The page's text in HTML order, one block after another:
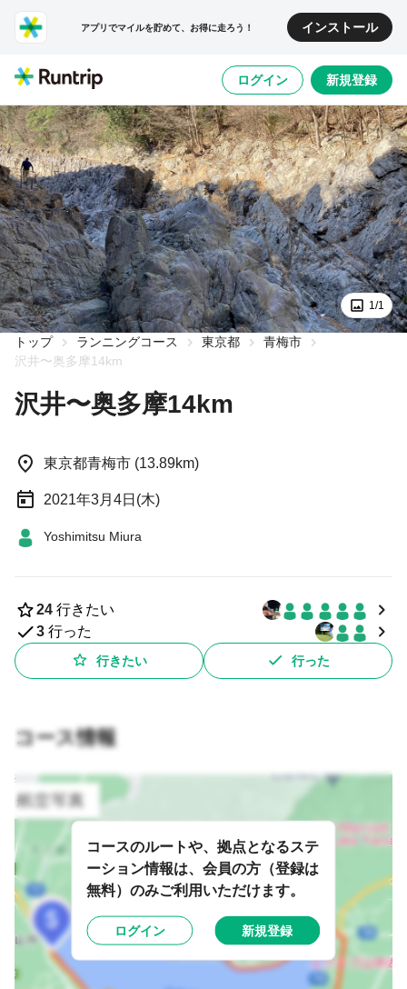
アプリでマイルを貯めて、お得に走ろう！ インストール
ログイン 新規登録
1/1
トップ ランニングコース 東京都
青梅市
沢井〜奥多摩14km
沢井〜奥多摩14km
東京都青梅市 (13.89km)
2021年3月4日(木)
Yoshimitsu Miura
24 行きたい
3 行った
行きたい 行った
コース情報
コースのルートや、拠点となるステ
ーション情報は、会員の方（登録は
無料）のみご利用いただけます。
ログイン 新規登録